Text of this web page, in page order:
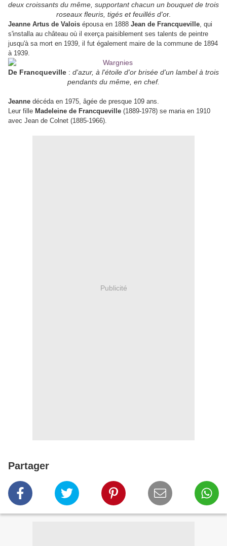
deux croissants du même, supportant chacun un bouquet de trois
roseaux fleuris, tigés et feuillés d'or.
Jeanne Artus de Valois épousa en 1888 Jean de Francqueville, qui
s'installa au château où il exerça paisiblement ses talents de peintre
jusqu'à sa mort en 1939, il fut également maire de la commune de 1894
à 1939.
De Francqueville : d'azur, à l'étoile d'or brisée d'un lambel à trois
pendants du même, en chef.
Jeanne décéda en 1975, âgée de presque 109 ans.
Leur fille Madeleine de Francqueville (1889-1978) se maria en 1910
avec Jean de Colnet (1885-1966).
Publicité
Partager